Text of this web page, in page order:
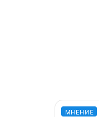
МНЕНИЕ